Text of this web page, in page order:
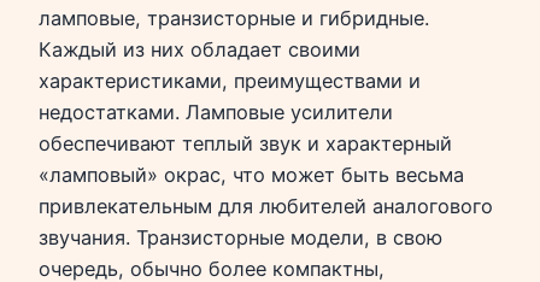
ламповые, транзисторные и гибридные.
Каждый из них обладает своими
характеристиками, преимуществами и
недостатками. Ламповые усилители
обеспечивают теплый звук и характерный
«ламповый» окрас, что может быть весьма
привлекательным для любителей аналогового
звучания. Транзисторные модели, в свою
очередь, обычно более компактны,